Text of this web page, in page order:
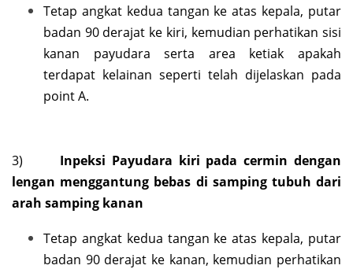
Tetap angkat kedua tangan ke atas kepala, putar
badan 90 derajat ke kiri, kemudian perhatikan sisi
kanan payudara serta area ketiak apakah
terdapat kelainan seperti telah dijelaskan pada
point A.
3) Inpeksi Payudara kiri pada cermin dengan
lengan menggantung bebas di samping tubuh dari
arah samping kanan
Tetap angkat kedua tangan ke atas kepala, putar
badan 90 derajat ke kanan, kemudian perhatikan